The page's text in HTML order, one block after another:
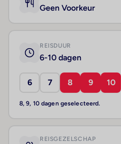
Geen Voorkeur
REISDUUR
6-10 dagen
6 7 8 9 10
8, 9, 10 dagen geselecteerd.
REISGEZELSCHAP